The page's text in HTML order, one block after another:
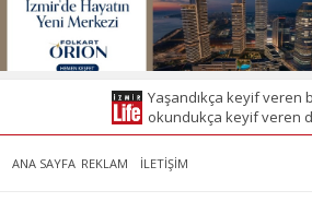
Yaşandıkça keyif veren
okundukça keyif veren
ANA SAYFA REKLAM İLETİŞİM